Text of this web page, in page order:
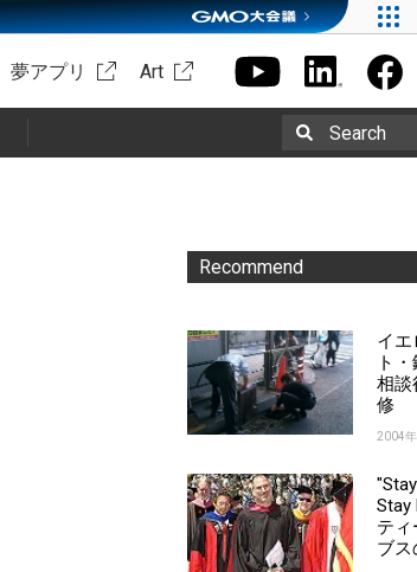
夢アプリ Art
Search
Recommend
イエ
ト
相談
修
2004
Stay
ティ
ブス